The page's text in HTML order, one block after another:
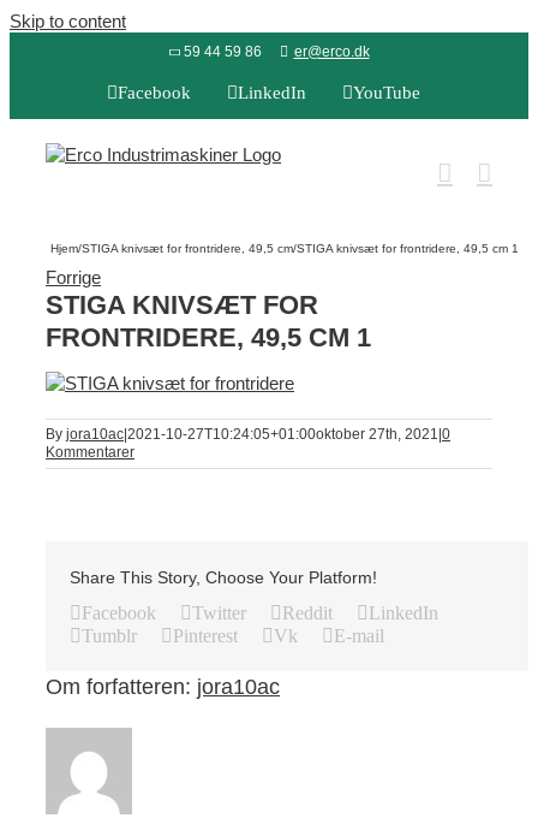
Skip to content
59 44 59 86 er@erco.dk
Facebook LinkedIn YouTube
Hjem/STIGA knivsæt for frontridere, 49,5 cm/STIGA knivsæt for frontridere, 49,5 cm 1
Forrige
STIGA KNIVSÆT FOR
FRONTRIDERE, 49,5 CM 1
By jora10ac 2021-10-27T10:24:05+01:00oktober 27th, 2021 0
Kommentarer
Share This Story, Choose Your Platform!
Facebook Twitter Reddit
LinkedIn
Tumblr
Pinterest Vk E-mail
Om forfatteren: jora10ac